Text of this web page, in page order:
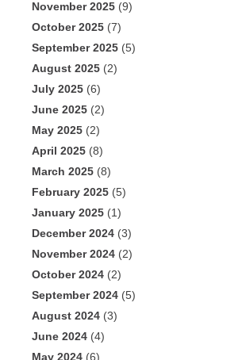
November 2025 (9)
October 2025 (7)
September 2025 (5)
August 2025 (2)
July 2025 (6)
June 2025 (2)
May 2025 (2)
April 2025 (8)
March 2025 (8)
February 2025 (5)
January 2025 (1)
December 2024 (3)
November 2024 (2)
October 2024 (2)
September 2024 (5)
August 2024 (3)
June 2024 (4)
May 2024 (6)